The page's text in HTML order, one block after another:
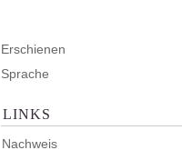
Erschienen
Sprache
LINKS
Nachweis